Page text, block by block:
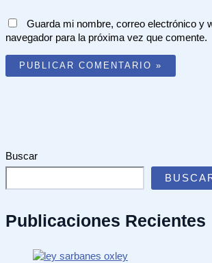
Guarda mi nombre, correo electrónico y
navegador para la próxima vez que comente.
Buscar
Publicaciones Recientes